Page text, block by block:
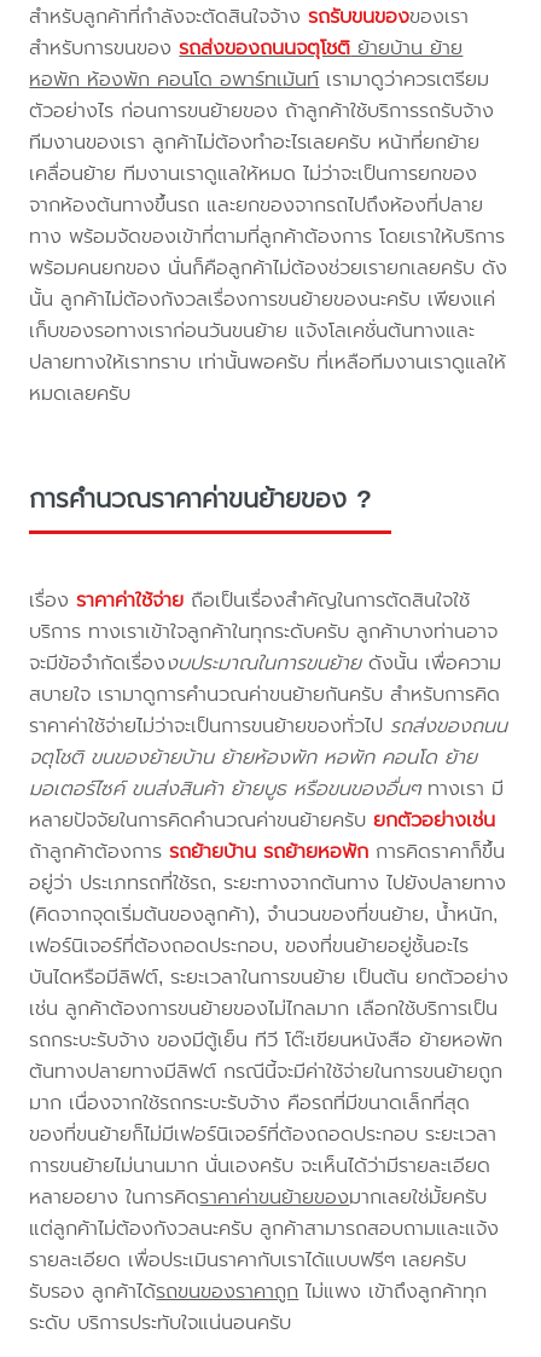
สำหรับลูกค้าที่กำลังจะตัดสินใจจ้างรถรับขนของของเรา
สำหรับการขนของรถส่งของถนนจตุโชติย้ายบ้าน ย้าย
หอพัก ห้องพัก คอนโด อพาร์ทเม้นท์เรามาดูว่าควรเตรียม
ตัวอย่างไร ก่อนการขนย้ายของ ถ้าลูกค้าใช้บริการรถรับจ้าง
ทีมงานของเรา ลูกค้าไม่ต้องทำอะไรเลยครับ หน้าที่ยกย้าย
เคลื่อนย้าย ทีมงานเราดูแลให้หมด ไม่ว่าจะเป็นการยกของ
จากห้องต้นทางขึ้นรถ และยกของจากรถไปถึงห้องที่ปลาย
ทาง พร้อมจัดของเข้าที่ตามที่ลูกค้าต้องการ โดยเราให้บริการ
พร้อมคนยกของ นั่นก็คือลูกค้าไม่ต้องช่วยเรายกเลยครับ ดัง
นั้น ลูกค้าไม่ต้องกังวลเรื่องการขนย้ายของนะครับ เพียงแค่
เก็บของรอทางเราก่อนวันขนย้าย แจ้งโลเคชั่นต้นทางและ
ปลายทางให้เราทราบ เท่านั้นพอครับ ที่เหลือทีมงานเราดูแลให้
หมดเลยครับ
การคำนวณราคาค่าขนย้ายของ ?
เรื่องราคาค่าใช้จ่าย ถือเป็นเรื่องสำคัญในการตัดสินใจใช้
บริการ ทางเราเข้าใจลูกค้าในทุกระดับครับ ลูกค้าบางท่านอาจ
จะมีข้อจำกัดเรื่องงบประมาณในการขนย้ายดังนั้น เพื่อความ
สบายใจ เรามาดูการคำนวณค่าขนย้ายกันครับ สำหรับการคิด
ราคาค่าใช้จ่ายไม่ว่าจะเป็นการขนย้ายของทั่วไป รถส่งของถนน
จตุโชติ ขนของย้ายบ้าน ย้ายห้องพัก หอพัก คอนโด ย้าย
มอเตอร์ไซค์ ขนส่งสินค้า ย้ายบูธ หรือขนของอื่นๆทางเรา มี
หลายปัจจัยในการคิดคำนวณค่าขนย้ายครับยกตัวอย่างเช่น
ถ้าลูกค้าต้องการรถย้ายบ้าน รถย้ายหอพัก การคิดราคาก็ขึ้น
อยู่ว่า ประเภทรถที่ใช้รถ, ระยะทางจากต้นทาง ไปยังปลายทาง
(คิดจากจุดเริ่มต้นของลูกค้า), จำนวนของที่ขนย้าย, น้ำหนัก,
เฟอร์นิเจอร์ที่ต้องถอดประกอบ, ของที่ขนย้ายอยู่ชั้นอะไร
บันไดหรือมีลิฟต์, ระยะเวลาในการขนย้าย เป็นต้น ยกตัวอย่าง
เช่น ลูกค้าต้องการขนย้ายของไม่ไกลมาก เลือกใช้บริการเป็น
รถกระบะรับจ้าง ของมีตู้เย็น ทีวี โต๊ะเขียนหนังสือ ย้ายหอพัก
ต้นทางปลายทางมีลิฟต์ กรณีนี้จะมีค่าใช้จ่ายในการขนย้ายถูก
มาก เนื่องจากใช้รถกระบะรับจ้าง คือรถที่มีขนาดเล็กที่สุด
ของที่ขนย้ายก็ไม่มีเฟอร์นิเจอร์ที่ต้องถอดประกอบ ระยะเวลา
การขนย้ายไม่นานมาก นั่นเองครับ จะเห็นได้ว่ามีรายละเอียด
หลายอยาง ในการคิดราคาค่าขนย้ายของมากเลยใช่มั้ยครับ
แต่ลูกค้าไม่ต้องกังวลนะครับ ลูกค้าสามารถสอบถามและแจ้ง
รายละเอียด เพื่อประเมินราคากับเราได้แบบฟรีๆ เลยครับ
รับรอง ลูกค้าได้รถขนของราคาถูกไม่แพง เข้าถึงลูกค้าทุก
ระดับ บริการประทับใจแน่นอนครับ